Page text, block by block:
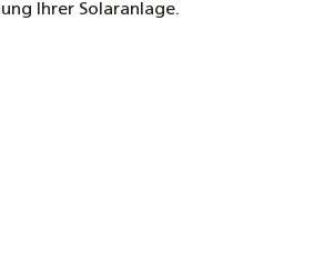
Ihrer Solaranlage.